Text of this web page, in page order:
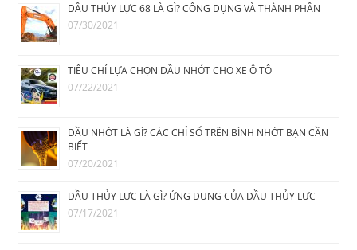
DẦU THỦY LỰC 68 LÀ GÌ? CÔNG DỤNG VÀ THÀNH PHẦN
07/30/2021
TIÊU CHÍ LỰA CHỌN DẦU NHỚT CHO XE Ô TÔ
07/22/2021
DẦU NHỚT LÀ GÌ? CÁC CHỈ SỐ TRÊN BÌNH NHỚT BẠN CẦN
BIẾT
07/20/2021
DẦU THỦY LỰC LÀ GÌ? ỨNG DỤNG CỦA DẦU THỦY LỰC
07/17/2021